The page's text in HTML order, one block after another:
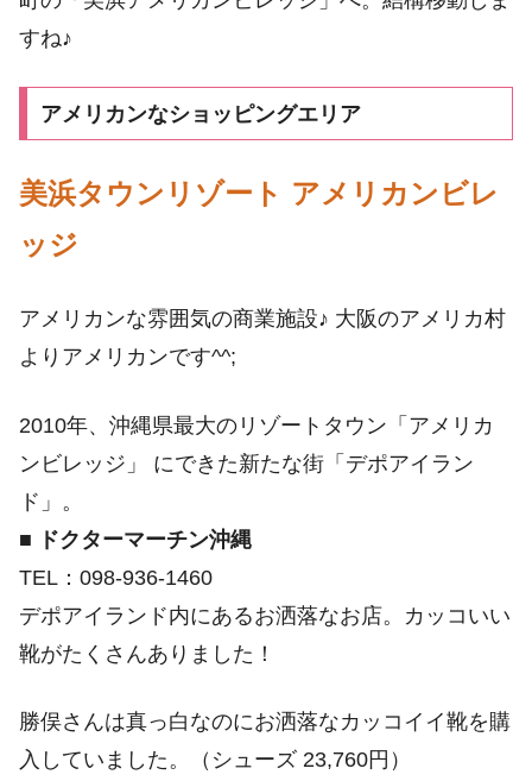
すね♪
アメリカンなショッピングエリア
美浜タウンリゾート アメリカンビレ
ッジ
アメリカンな雰囲気の商業施設♪ 大阪のアメリカ村
よりアメリカンです^^;
2010年、沖縄県最大のリゾートタウン「アメリカ
ンビレッジ」 にできた新たな街「デポアイラン
ド」。
■ ドクターマーチン沖縄
TEL：098-936-1460
デポアイランド内にあるお洒落なお店。カッコいい
靴がたくさんありました！
勝俣さんは真っ白なのにお洒落なカッコイイ靴を購
入していました。（シューズ 23,760円）